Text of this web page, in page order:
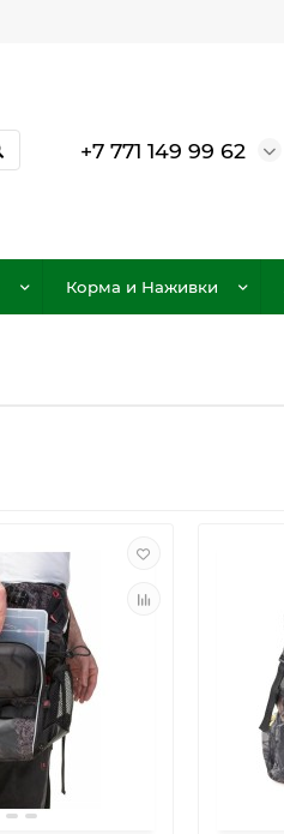
+7 771 149 99 62
Корма и Наживки